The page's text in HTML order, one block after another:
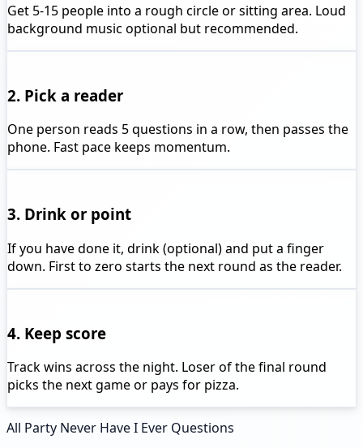
Get 5-15 people into a rough circle or sitting area. Loud
background music optional but recommended.
2. Pick a reader
One person reads 5 questions in a row, then passes the
phone. Fast pace keeps momentum.
3. Drink or point
If you have done it, drink (optional) and put a finger
down. First to zero starts the next round as the reader.
4. Keep score
Track wins across the night. Loser of the final round
picks the next game or pays for pizza.
All Party Never Have I Ever Questions